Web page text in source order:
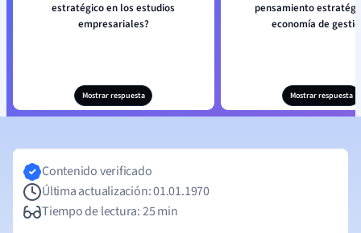
estratégico en los estudios
empresariales?
Mostrar respuesta
pensamiento
economía de
Mostrar respuesta
Contenido verificado
Última actualización: 01.01.1970
Tiempo de lectura: 25 min